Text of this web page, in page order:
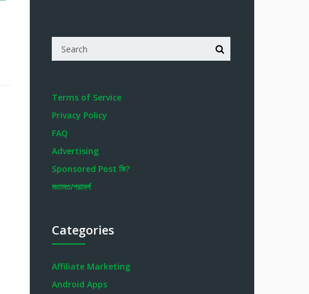
Terms of Service
Privacy Policy
FAQ
Advertising
Sponsored Post কি?
মতামত/পরামর্শ
Categories
Affiliate Marketing
Android Apps